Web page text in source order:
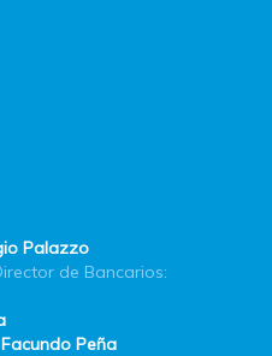
Palazzo
de Bancarios:
Facundo Peña